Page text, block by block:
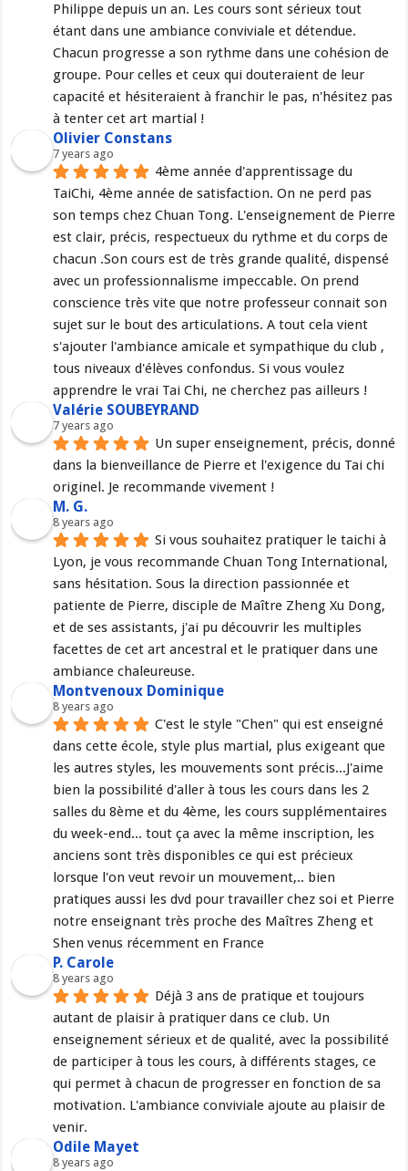
Philippe depuis un an. Les cours sont sérieux tout
étant dans une ambiance conviviale et détendue.
Chacun progresse a son rythme dans une cohésion de
groupe. Pour celles et ceux qui douteraient de leur
capacité et hésiteraient à franchir le pas, n'hésitez pas
à tenter cet art martial !
Olivier Constans
7 years ago
4ème année d'apprentissage du
TaiChi, 4ème année de satisfaction. On ne perd pas
son temps chez Chuan Tong. L'enseignement de Pierre
est clair, précis, respectueux du rythme et du corps de
chacun .Son cours est de très grande qualité, dispensé
avec un professionnalisme impeccable. On prend
conscience très vite que notre professeur connait son
sujet sur le bout des articulations. A tout cela vient
s'ajouter l'ambiance amicale et sympathique du club ,
tous niveaux d'élèves confondus. Si vous voulez
apprendre le vrai Tai Chi, ne cherchez pas ailleurs !
Valérie SOUBEYRAND
7 years ago
Un super enseignement, précis, donné
dans la bienveillance de Pierre et l'exigence du Tai chi
originel. Je recommande vivement !
M. G.
8 years ago
Si vous souhaitez pratiquer le taichi à
Lyon, je vous recommande Chuan Tong International,
sans hésitation. Sous la direction passionnée et
patiente de Pierre, disciple de Maître Zheng Xu Dong,
et de ses assistants, j'ai pu découvrir les multiples
facettes de cet art ancestral et le pratiquer dans une
ambiance chaleureuse.
Montvenoux Dominique
8 years ago
C'est le style "Chen" qui est enseigné
dans cette école, style plus martial, plus exigeant que
les autres styles, les mouvements sont précis...J'aime
bien la possibilité d'aller à tous les cours dans les 2
salles du 8ème et du 4ème, les cours supplémentaires
du week-end... tout ça avec la même inscription, les
anciens sont très disponibles ce qui est précieux
lorsque l'on veut revoir un mouvement,.. bien
pratiques aussi les dvd pour travailler chez soi et Pierre
notre enseignant très proche des Maîtres Zheng et
Shen venus récemment en France
P. Carole
8 years ago
Déjà 3 ans de pratique et toujours
autant de plaisir à pratiquer dans ce club. Un
enseignement sérieux et de qualité, avec la possibilité
de participer à tous les cours, à différents stages, ce
qui permet à chacun de progresser en fonction de sa
motivation. L'ambiance conviviale ajoute au plaisir de
venir.
Odile Mayet
8 years ago